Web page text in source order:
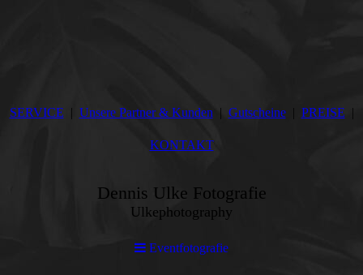
SERVICE Unsere Partner & Kunden Gutscheine PREISE
KONTAKT
Dennis Ulke Fotografie
Ulkephotography
Event­fotografie